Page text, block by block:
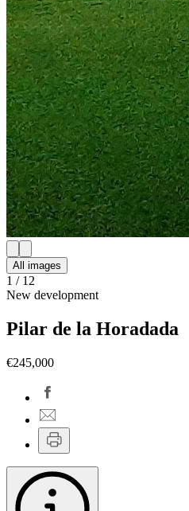
All images
1 / 12
New development
Pilar de la Horadada
€245,000